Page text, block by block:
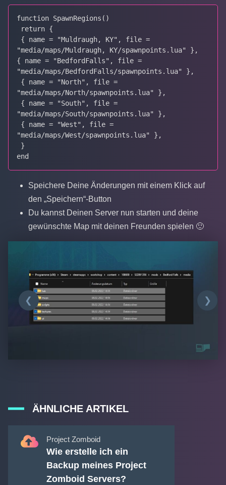
function SpawnRegions()
"media/maps/Muldraugh, KY/spawnpoints.lua" },
{ name = "BedfordFalls", file =
"media/maps/BedfordFalls/spawnpoints.lua" },
"media/maps/North/spawnpoints.lua" },
"media/maps/South/spawnpoints.lua" },
"media/maps/West/spawnpoints.lua" },
end
Speichere Deine Änderungen mit einem Klick auf
den „Speichern“-Button
Du kannst Deinen Server nun starten und deine
gewünschte Map mit deinen Freunden spielen 🙂
❮ ❯
ÄHNLICHE ARTIKEL
Project Zomboid
Wie erstelle ich ein
Backup meines Project
Zomboid Servers?